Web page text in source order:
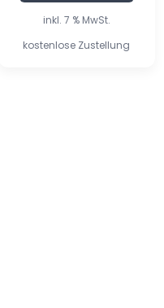
inkl. 7 % MwSt.
kostenlose Zustellung